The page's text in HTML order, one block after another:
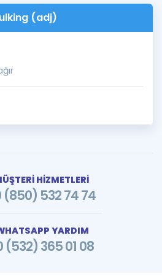
(adj)
HİZMETLERİ
(850) 532 74 74
YARDIM
(532) 365 01 08